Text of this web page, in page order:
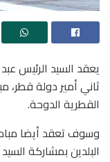
يعقد السيد الرئيس
ثاني أمير دولة قطر،
القطرية الدوحة.
وسوف تعقد أيضا
البلدين بمشاركة